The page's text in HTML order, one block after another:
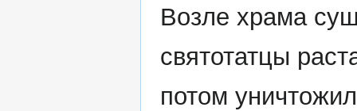
Возле храма
святотатцы
потом